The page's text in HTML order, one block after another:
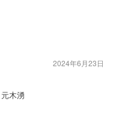
木湧
2024年6月23日